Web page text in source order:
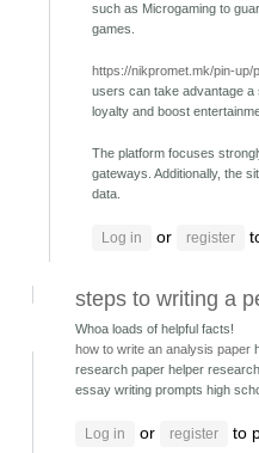
such as Microgaming to
games.
https://nikpromet.mk/pin-up/
users can take advantage a
loyalty and boost
The platform focuses
gateways. Additionally, the
data.
Log in or register
steps to writing a
Whoa loads of helpful facts!
how to write an analysis paper
research paper helper
essay writing prompts high
Log in or register to